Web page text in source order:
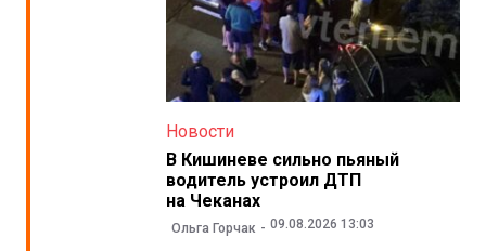
Новости
В Кишиневе сильно пьяный
водитель устроил ДТП
на Чеканах
Ольга Горчак 09.08.2026 13:03